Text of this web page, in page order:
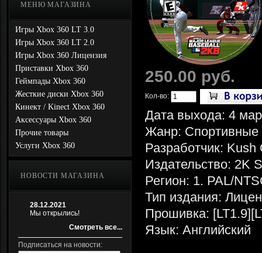
МЕНЮ МАГАЗИНА
Игры Xbox 360 LT 3.0
Игры Xbox 360 LT 2.0
Игры Xbox 360 Лицензия
Приставки Xbox 360
Геймпады Xbox 360
Жесткие диски Xbox 360
Кинект / Kinect Xbox 360
Аксессуары Xbox 360
Прочие товары
Услуги Xbox 360
НОВОСТИ МАГАЗИНА
28.12.2021
Мы открылись!
Смотреть все...
Подписаться на новости:
250.00 руб.
Кол-во:
Дата выхода: 4
Жанр: Спортивные
Разработчик: Kush
Издательство: 2K
Регион: 1. PAL/
Тип издания:
Прошивка:
Язык: Английский